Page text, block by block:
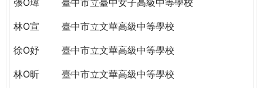
民。
WAGOR
TODAY
THE
林O宣 臺中市立文華高級中等學校
徐O妤 臺中市立文華高級中等學校
林O昕 臺中市立文華高級中等學校